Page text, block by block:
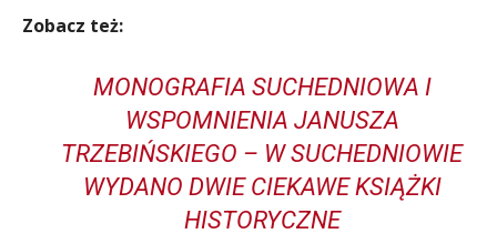
Zobacz też:
MONOGRAFIA SUCHEDNIOWA I
WSPOMNIENIA JANUSZA
TRZEBIŃSKIEGO – W SUCHEDNIOWIE
WYDANO DWIE CIEKAWE KSIĄŻKI
HISTORYCZNE